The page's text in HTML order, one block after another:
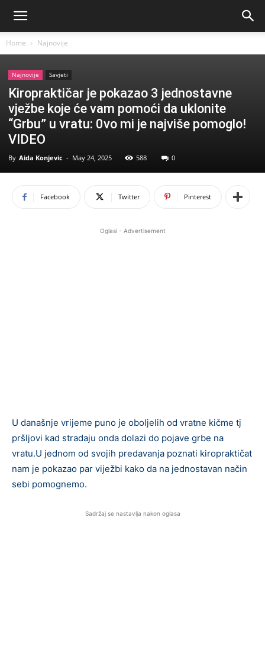
Home Najnovije
Najnovije Savjeti
Kiropraktičar je pokazao 3 jednostavne
vježbe koje će vam pomoći da uklonite
“Grbu” u vratu: 0vo mi je najviše pomoglo!
VIDEO
By Aida Konjevic - May 24, 2025 588 0
Facebook Twitter Pinterest
Oglasi - Advertisement
U današnje vrijeme puno je oboljelih od vratne kičme tj
pršljovi kad stradaju onda dolazi do pojave grbe na
vratu.U jednom od svojih predavanja poznati kiropraktičat
nam je pokazao par viježbi kako da na jednostavan način
sebi pomognemo.
Sadržaj se nastavlja nakon oglasa